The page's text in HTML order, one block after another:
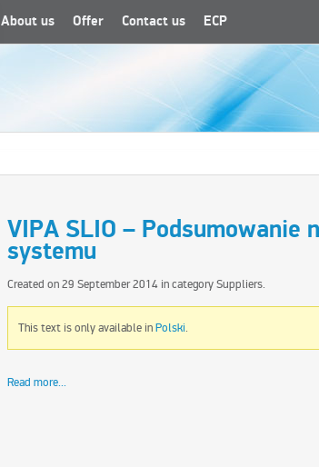
About us Offer Contact us ECP
VIPA SLIO – Podsumowanie
systemu
Created on29 September 2014 in categorySuppliers.
This text is only available inPolski.
Read more...